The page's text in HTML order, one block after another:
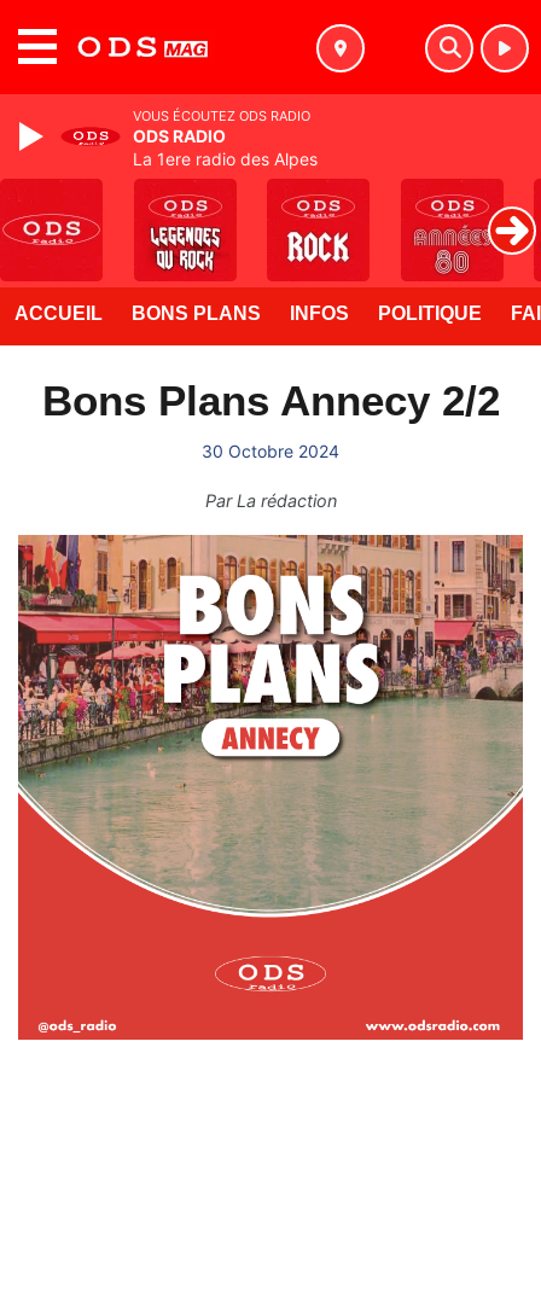
ACCUEIL BONS PLANS INFOS POLITIQUE
Bons Plans Annecy 2/2
30 Octobre 2024
ParLa rédaction
VOUS ÉCOUTEZ ODS RADIO
ODS RADIO
La 1ere radio des Alpes